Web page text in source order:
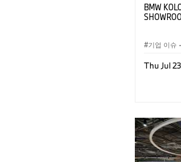
BMW
기업 이슈 ·
Thu Jul